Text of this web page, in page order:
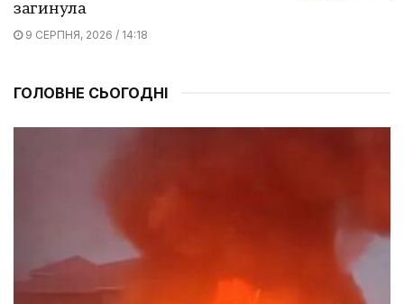
загинула
9 СЕРПНЯ, 2026 / 14:18
ГОЛОВНЕ СЬОГОДНІ